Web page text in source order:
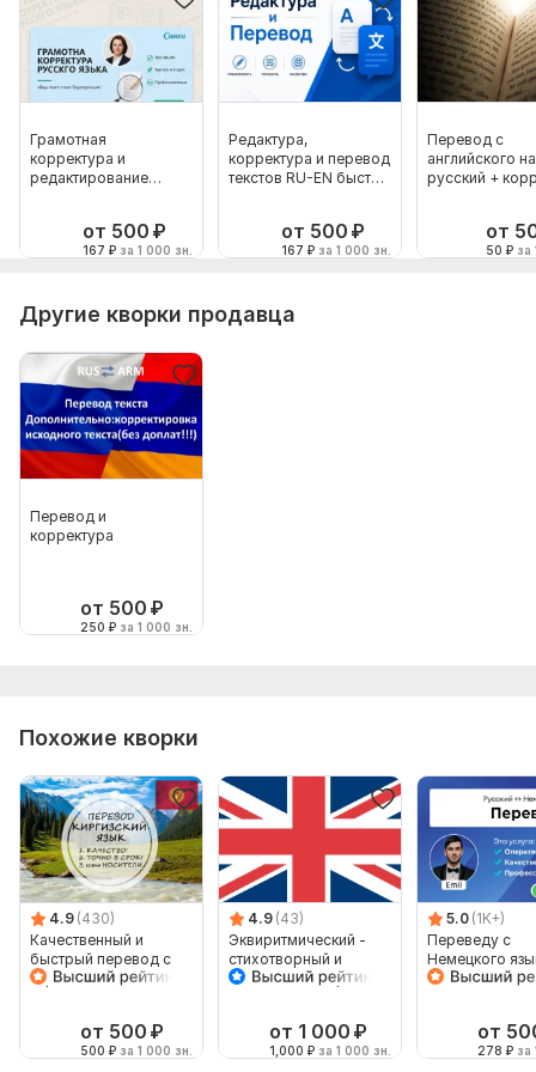
с Русского на Английский
с Английского на Русский
Объем услуги в кворке: 2 000 знаков
Грамотная
корректура и
редактирование
от 500 ₽
167 ₽ за 1 000 зн.
Редактура,
корректура и перевод
текстов RU-EN быстро
от 500 ₽
167 ₽ за 1 000 зн.
Перевод с
английского на
русский +
от
50 ₽ за
Другие кворки продавца
Перевод и
корректура
от 500 ₽
250 ₽ за 1 000 зн.
Похожие кворки
4.9 (430)
Качественный и
быстрый перевод с
киргизского и на
от 500 ₽
500 ₽ за 1 000 зн.
4.9 (43)
Эквиритмический -
стихотворный и
поющийся - перевод
от 1 000 ₽
1,000 ₽ за 1 000 зн.
5.0 (1K+)
Переведу с
Немецкого
Немецкий язык
от
278 ₽ за